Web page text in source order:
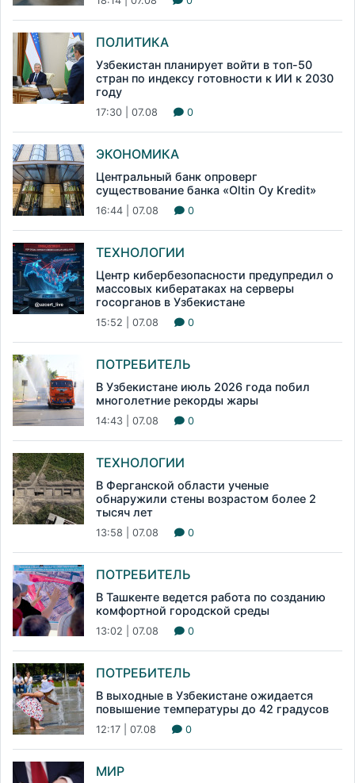
ПОЛИТИКА
Узбекистан планирует войти в топ-50
стран по индексу готовности к ИИ к 2030
году
17:30 | 07.08 0
ЭКОНОМИКА
Центральный банк опроверг
существование банка «Oltin Oy Kredit»
16:44 | 07.08 0
ТЕХНОЛОГИИ
Центр кибербезопасности предупредил о
массовых кибератаках на серверы
госорганов в Узбекистане
15:52 | 07.08 0
ПОТРЕБИТЕЛЬ
В Узбекистане июль 2026 года побил
многолетние рекорды жары
14:43 | 07.08 0
ТЕХНОЛОГИИ
В Ферганской области ученые
обнаружили стены возрастом более 2
тысяч лет
13:58 | 07.08 0
ПОТРЕБИТЕЛЬ
В Ташкенте ведется работа по созданию
комфортной городской среды
13:02 | 07.08 0
ПОТРЕБИТЕЛЬ
В выходные в Узбекистане ожидается
повышение температуры до 42 градусов
12:17 | 07.08 0
МИР